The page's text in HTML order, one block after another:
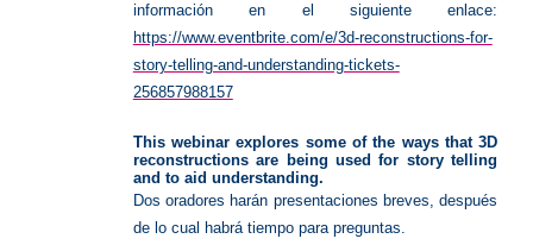
información en el siguiente enlace:
https://www.eventbrite.com/e/3d-reconstructions-for-
story-telling-and-understanding-tickets-
256857988157
This webinar explores some of the ways that 3D
reconstructions are being used for story telling
and to aid understanding.
Dos oradores harán presentaciones breves, después
de lo cual habrá tiempo para preguntas.